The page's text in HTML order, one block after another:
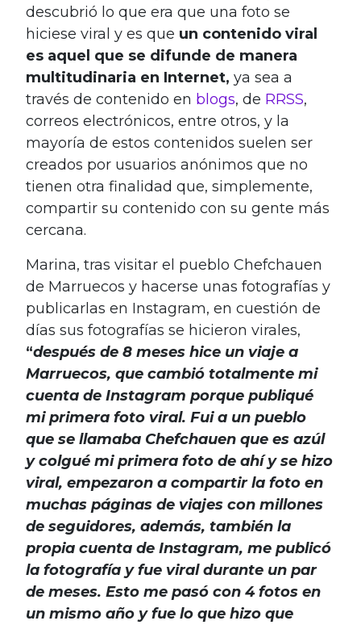
descubrió lo que era que una foto se
hiciese viral y es que un contenido viral
es aquel que se difunde de manera
multitudinaria en Internet, ya sea a
través de contenido en blogs, de RRSS,
correos electrónicos, entre otros, y la
mayoría de estos contenidos suelen ser
creados por usuarios anónimos que no
tienen otra finalidad que, simplemente,
compartir su contenido con su gente más
cercana.
Marina, tras visitar el pueblo Chefchauen
de Marruecos y hacerse unas fotografías y
publicarlas en Instagram, en cuestión de
días sus fotografías se hicieron virales,
“después de 8 meses hice un viaje a
Marruecos, que cambió totalmente mi
cuenta de Instagram porque publiqué
mi primera foto viral. Fui a un pueblo
que se llamaba Chefchauen que es azúl
y colgué mi primera foto de ahí y se hizo
viral, empezaron a compartir la foto en
muchas páginas de viajes con millones
de seguidores, además, también la
propia cuenta de Instagram, me publicó
la fotografía y fue viral durante un par
de meses. Esto me pasó con 4 fotos en
un mismo año y fue lo que hizo que